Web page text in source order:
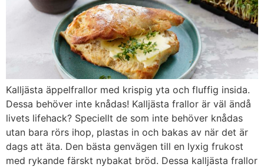
Kalljästa äppelfrallor med krispig yta och fluffig insida.
Dessa behöver inte knådas! Kalljästa frallor är väl ändå
livets lifehack? Speciellt de som inte behöver knådas
utan bara rörs ihop, plastas in och bakas av när det är
dags att äta. Den bästa genvägen till en lyxig frukost
med rykande färskt nybakat bröd. Dessa kalljästa frallor